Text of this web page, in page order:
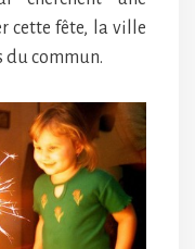
cette fête, la ville
du commun.